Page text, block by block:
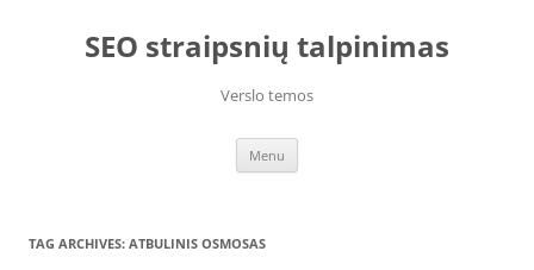
contentSEO straipsnių talpinimas
Verslo temos
Menu
TAG ARCHIVES: ATBULINIS OSMOSAS